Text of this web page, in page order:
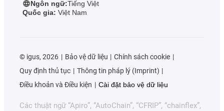
Ngôn ngữ:Tiếng Việt
Quốc gia: Việt Nam
© igus, 2026 Bảo vệ dữ liệu
Chính sách cookie
Quy định thủ tục
Thông tin pháp lý (Imprint)
Điều khoản và Điều kiện
Cài đặt bảo vệ dữ liệu
Các thuật ngữ “Apiro”, “AutoChain”, “CFRIP”, “chainflex”,